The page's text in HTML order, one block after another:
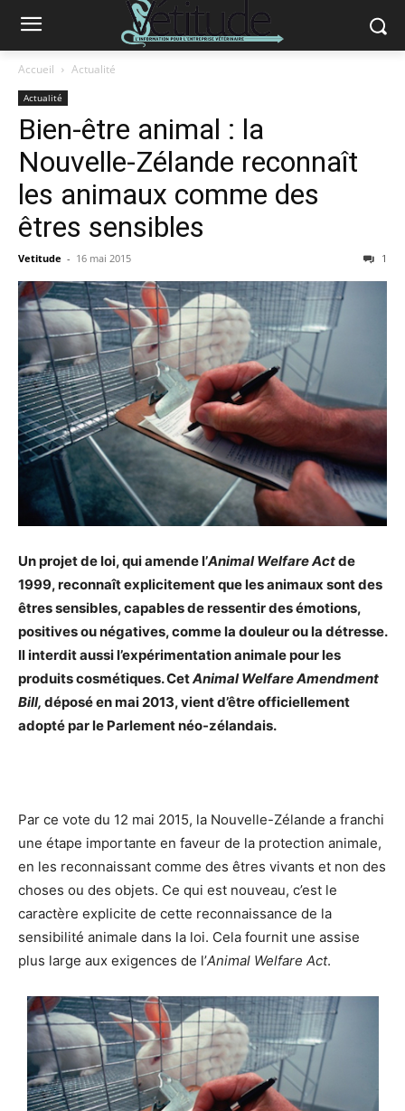
Accueil Actualité
Actualité
Bien-être animal : la
Nouvelle-Zélande reconnaît
les animaux comme des
êtres sensibles
Vetitude - 16 mai 2015 1
Un projet de loi, qui amende l’Animal Welfare Actde
1999, reconnaît explicitement que les animaux sont des
êtres sensibles, capables de ressentir des émotions,
positives ou négatives, comme la douleur ou la détresse.
Il interdit aussi l’expérimentation animale pour les
produits cosmétiques. CetAnimal Welfare Amendment
Bill, déposé en mai 2013, vient d’être officiellement
adopté par le Parlement néo-zélandais.
Par ce vote du 12 mai 2015, la Nouvelle-Zélande a franchi
une étape importante en faveur de la protection animale,
en les reconnaissant comme des êtres vivants et non des
choses ou des objets. Ce qui est nouveau, c’est le
caractère explicite de cette reconnaissance de la
sensibilité animale dans la loi. Cela fournit une assise
plus large aux exigences de l’Animal Welfare Act.